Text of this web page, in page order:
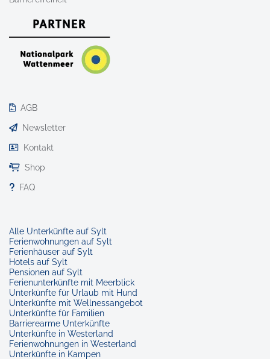
AGB
Newsletter
Kontakt
Shop
FAQ
Alle Unterkünfte auf Sylt
Ferienwohnungen auf Sylt
Ferienhäuser auf Sylt
Hotels auf Sylt
Pensionen auf Sylt
Ferienunterkünfte mit Meerblick
Unterkünfte für Urlaub mit Hund
Unterkünfte mit Wellnessangebot
Unterkünfte für Familien
Barrierearme Unterkünfte
Unterkünfte in Westerland
Ferienwohnungen in Westerland
Unterkünfte in Kampen